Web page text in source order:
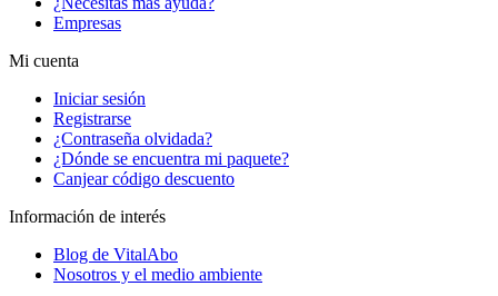
Empresas
Mi cuenta
Iniciar sesión
Registrarse
¿Contraseña olvidada?
¿Dónde se encuentra mi paquete?
Canjear código descuento
Información de interés
Blog de VitalAbo
Nosotros y el medio ambiente